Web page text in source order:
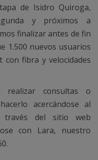
de Isidro Quiroga,
y próximos a
finalizar antes de fin
1.500 nuevos usuarios
con fibra y velocidades
realizar consultas o
acercándose al
del sitio web
con Lara, nuestro